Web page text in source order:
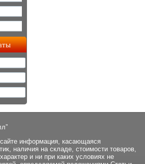
информация, касающаяся
наличия на складе, стоимости товаров,
и ни при каких условиях не